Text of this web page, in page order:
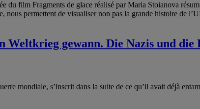
du film Fragments de glace réalisé par Maria Stoianova
permettent de visualiser non pas la grande histoire de
gewann. Die Nazis und die
mondiale, s’inscrit dans la suite de ce qu’il avait déjà